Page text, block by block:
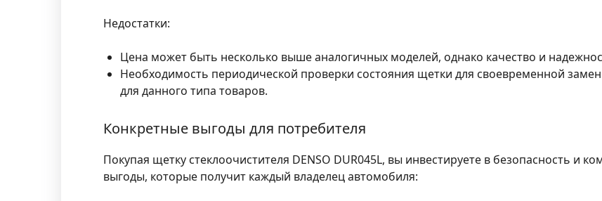
Недостатки:
Цена может быть несколько выше аналогичных моделей, однако качество и
Необходимость периодической проверки состояния щетки для своевременной
для данного типа товаров.
Конкретные выгоды для потребителя
Покупая щетку стеклоочистителя DENSO DUR045L, вы инвестируете в безопасность и
выгоды, которые получит каждый владелец автомобиля: